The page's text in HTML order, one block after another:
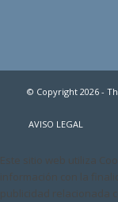
© Copyright 2026 -
AVISO LEGAL
Este sitio web utiliza
información con la
publicidad relacionada